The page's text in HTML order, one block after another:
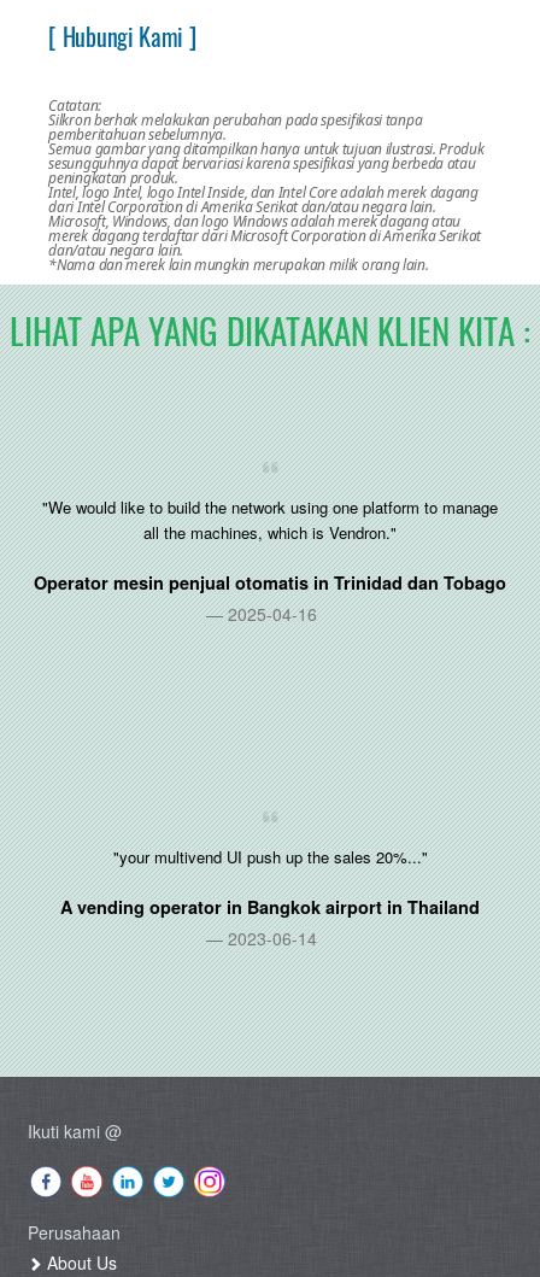
[ Hubungi Kami ]
Catatan:
Silkron berhak melakukan perubahan pada spesifikasi tanpa
pemberitahuan sebelumnya.
Semua gambar yang ditampilkan hanya untuk tujuan ilustrasi. Produk
sesungguhnya dapat bervariasi karena spesifikasi yang berbeda atau
peningkatan produk.
Intel, logo Intel, logo Intel Inside, dan Intel Core adalah merek dagang
dari Intel Corporation di Amerika Serikat dan/atau negara lain.
Microsoft, Windows, dan logo Windows adalah merek dagang atau
merek dagang terdaftar dari Microsoft Corporation di Amerika Serikat
dan/atau negara lain.
*Nama dan merek lain mungkin merupakan milik orang lain.
LIHAT APA YANG DIKATAKAN KLIEN KITA :
"We would like to build the network using one platform to manage
all the machines, which is Vendron."
Operator mesin penjual otomatis inTrinidad dan Tobago
2025-04-16
"your multivend UI push up the sales 20%..."
A vending operator in Bangkok airport inThailand
2023-06-14
Ikuti kami @
Perusahaan
About Us